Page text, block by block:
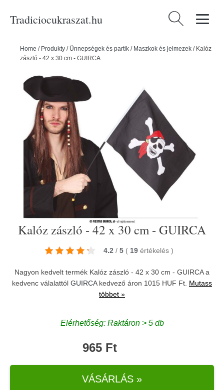
Tradiciocukraszat.hu Keresés:
Home / Produkty / Ünnepségek és partik / Maszkok és jelmezek / Kalóz
zászló - 42 x 30 cm - GUIRCA
Kalóz zászló - 42 x 30 cm - GUIRCA
4.2 / 5 ( 19 értékelés )
Nagyon kedvelt termék Kalóz zászló - 42 x 30 cm - GUIRCA a
kedvenc válalattól GUIRCAkedvező áron 1015 HUF Ft. Mutass
többet »
Elérhetőség: Raktáron > 5 db
965 Ft
VÁSÁRLÁS »